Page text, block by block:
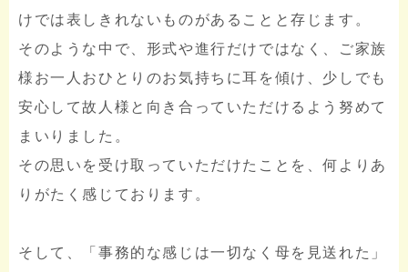
けでは表しきれないものがあることと存じます。
そのような中で、形式や進行だけではなく、ご家族
様お一人おひとりのお気持ちに耳を傾け、少しでも
安心して故人様と向き合っていただけるよう努めて
まいりました。
その思いを受け取っていただけたことを、何よりあ
りがたく感じております。
そして、「事務的な感じは一切なく母を見送れた」